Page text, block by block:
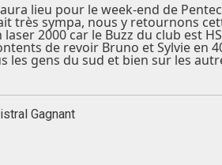
lieu pour le week-end de
très sympa, nous y retournons
2000 car le Buzz du club est
de revoir Bruno et Sylvie en
les gens du sud et bien sur les
Gagnant